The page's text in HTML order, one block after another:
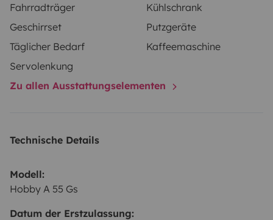
Fahrradträger
Kühlschrank
Geschirrset
Putzgeräte
Täglicher Bedarf
Kaffeemaschine
Servolenkung
Zu allen Ausstattungselementen
Technische Details
Modell:
Hobby A 55 Gs
Datum der Erstzulassung: